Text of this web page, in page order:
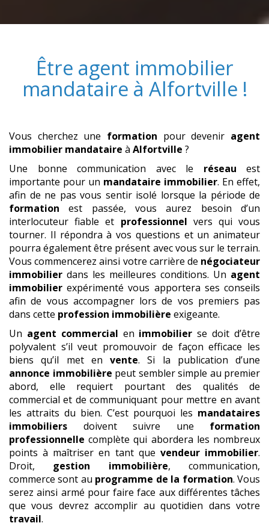
Être agent immobilier
mandataire à Alfortville !
Vous cherchez une formation pour devenir agent
immobilier mandataire à Alfortville ?
Une bonne communication avec le réseau est
importante pour un mandataire immobilier. En effet,
afin de ne pas vous sentir isolé lorsque la période de
formationest passée, vous aurez besoin d’un
interlocuteur fiable et professionnel vers qui vous
tourner. Il répondra à vos questions et un animateur
pourra également être présent avec vous sur le terrain.
Vous commencerez ainsi votre carrière de négociateur
immobilier dans les meilleures conditions. Un agent
immobilier expérimenté vous apportera ses conseils
afin de vous accompagner lors de vos premiers pas
dans cette profession immobilière exigeante.
Un agent commercial en immobilier se doit d’être
polyvalent s’il veut promouvoir de façon efficace les
biens qu’il met en vente. Si la publication d’une
annonce immobilière peut sembler simple au premier
abord, elle requiert pourtant des qualités de
commercial et de communiquant pour mettre en avant
les attraits du bien. C’est pourquoi les mandataires
immobiliers doivent suivre une formation
professionnelle complète qui abordera les nombreux
points à maîtriser en tant que vendeur immobilier.
Droit, gestion immobilière, communication,
commerce sont au programme de la formation. Vous
serez ainsi armé pour faire face aux différentes tâches
que vous devrez accomplir au quotidien dans votre
travail.